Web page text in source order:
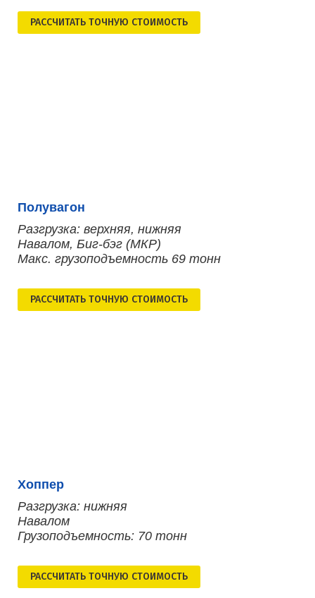
РАСCЧИТАТЬ ТОЧНУЮ СТОИМОСТЬ
Полувагон
Разгрузка: верхняя, нижняя
Навалом, Биг-бэг (МКР)
Макс. грузоподъемность 69 тонн
РАСCЧИТАТЬ ТОЧНУЮ СТОИМОСТЬ
Хоппер
Разгрузка: нижняя
Навалом
Грузоподъемность: 70 тонн
РАСCЧИТАТЬ ТОЧНУЮ СТОИМОСТЬ